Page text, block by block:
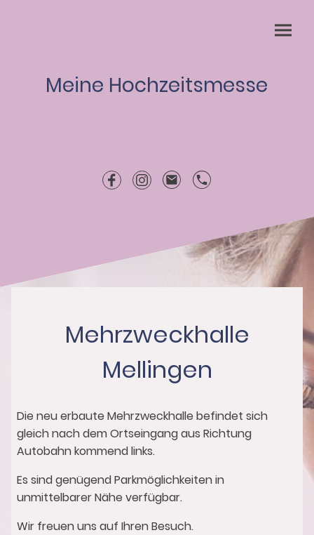
Meine Hochzeitsmesse
Mehrzweckhalle
Mellingen
Die neu erbaute Mehrzweckhalle befindet sich
gleich nach dem Ortseingang aus Richtung
Autobahn kommend links.
Es sind genügend Parkmöglichkeiten in
unmittelbarer Nähe verfügbar.
Wir freuen uns auf Ihren Besuch.